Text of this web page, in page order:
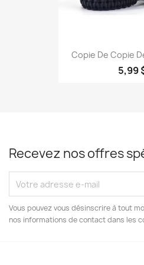
Copie De Copie
5,99
Recevez nos offres
Vous pouvez vous désinscrire à tout
nos informations de contact dans les